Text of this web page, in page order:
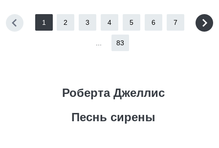
1 2 3 4 5 6 7
83
Роберта Джеллис
Песнь сирены